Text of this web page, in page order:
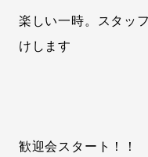
楽しい一時。スタッ
けします
歓迎会スタート！！